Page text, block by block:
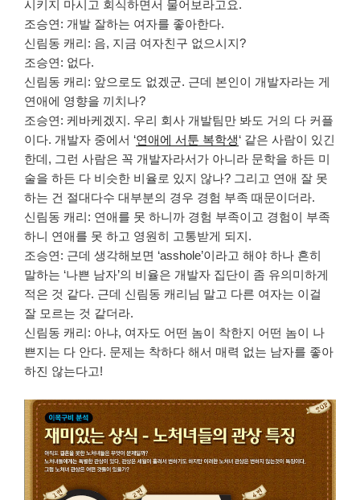
시키지 마시고 회식하면서 물어보라고요.
조승연: 개발 잘하는 여자를 좋아한다.
신림동 캐리: 음, 지금 여자친구 없으시지?
조승연: 없다.
신림동 캐리: 앞으로도 없겠군. 근데 본인이 개발자라는 게
연애에 영향을 끼치나?
조승연: 케바케겠지. 우리 회사 개발팀만 봐도 거의 다 커플
이다. 개발자 중에서 ‘연애에 서툰 복학생‘ 같은 사람이 있긴
한데, 그런 사람은 꼭 개발자라서가 아니라 문학을 하든 미
술을 하든 다 비슷한 비율로 있지 않나? 그리고 연애 잘 못
하는 건 절대다수 대부분의 경우 경험 부족 때문이더라.
신림동 캐리: 연애를 못 하니까 경험 부족이고 경험이 부족
하니 연애를 못 하고 영원히 고통받게 되지.
조승연: 근데 생각해보면 ‘asshole’이라고 해야 하나 흔히
말하는 ‘나쁜 남자’의 비율은 개발자 집단이 좀 유의미하게
적은 것 같다. 근데 신림동 캐리님 말고 다른 여자는 이걸
잘 모르는 것 같더라.
신림동 캐리: 아냐, 여자도 어떤 놈이 착한지 어떤 놈이 나
쁜지는 다 안다. 문제는 착하다 해서 매력 없는 남자를 좋아
하진 않는다고!